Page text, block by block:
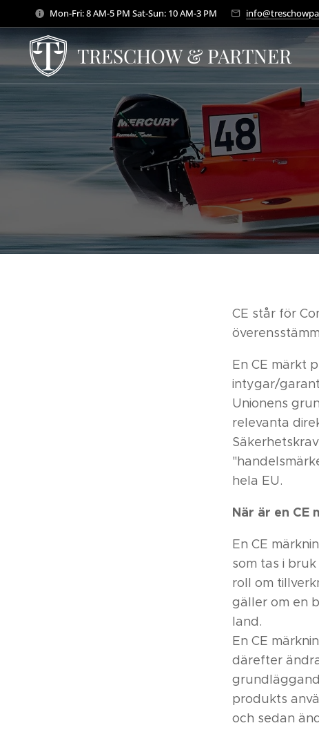
Mon-Fri: 8 AM-5 PM Sat-Sun: 10 AM-3 PM
TRESCHOW & PARTNER
CE står för
En CE märkt
intygar/
Unionens
relevanta
hela EU.
När är en CE
En CE
som tas i
roll om
gäller om en
land.
En CE
därefter
produkts
och sedan